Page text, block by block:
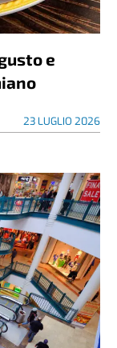
e
23 LUGLIO 2026